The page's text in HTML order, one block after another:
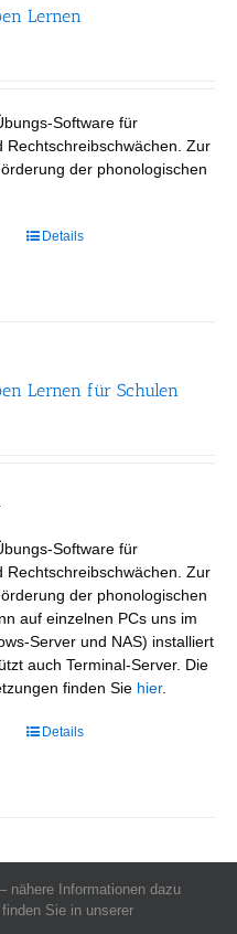
Lernen
Software für
Rechtschreibschwächen. Zur
der phonologischen
Dieses
Optionen
Details
Lernen für Schulen
Software für
Rechtschreibschwächen. Zur
der phonologischen
auf einzelnen PCs uns im
Server und NAS) installiert
auch Terminal-Server. Die
finden Sie hier.
Details
-Impressum-Datenschutz-
celeco®
nähere Informationen dazu
Sie in unserer